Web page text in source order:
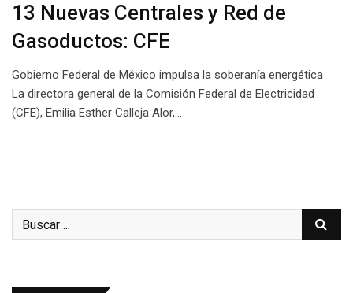
13 Nuevas Centrales y Red de
Gasoductos: CFE
Gobierno Federal de México impulsa la soberanía energética
La directora general de la Comisión Federal de Electricidad
(CFE), Emilia Esther Calleja Alor,…